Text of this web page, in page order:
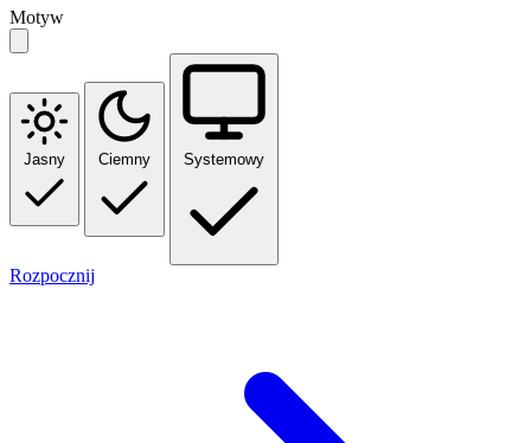
Motyw
Jasny Ciemny Systemowy
Rozpocznij